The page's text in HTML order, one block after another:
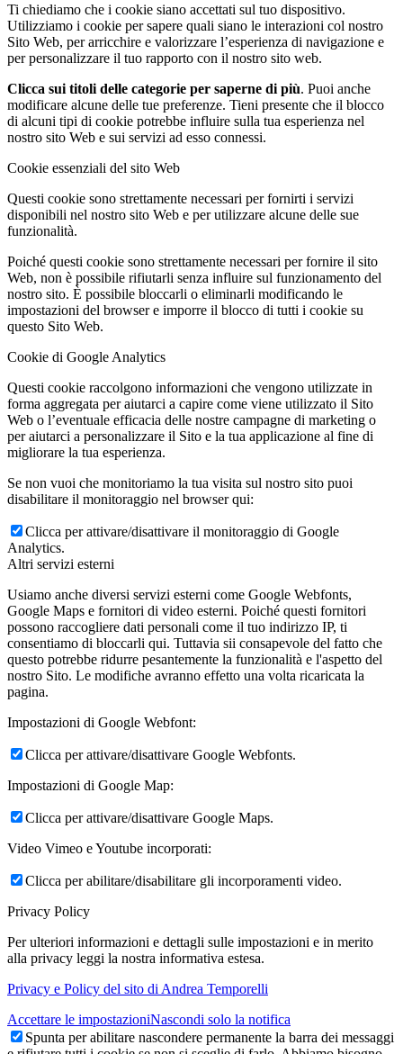
Ti chiediamo che i cookie siano accettati sul tuo dispositivo.
Utilizziamo i cookie per sapere quali siano le interazioni col nostro
Sito Web, per arricchire e valorizzare l’esperienza di navigazione e
per personalizzare il tuo rapporto con il nostro sito web.
Clicca sui titoli delle categorie per saperne di più. Puoi anche
modificare alcune delle tue preferenze. Tieni presente che il blocco
di alcuni tipi di cookie potrebbe influire sulla tua esperienza nel
nostro sito Web e sui servizi ad esso connessi.
Cookie essenziali del sito Web
Questi cookie sono strettamente necessari per fornirti i servizi
disponibili nel nostro sito Web e per utilizzare alcune delle sue
funzionalità.
Poiché questi cookie sono strettamente necessari per fornire il sito
Web, non è possibile rifiutarli senza influire sul funzionamento del
nostro sito. È possibile bloccarli o eliminarli modificando le
impostazioni del browser e imporre il blocco di tutti i cookie su
questo Sito Web.
Cookie di Google Analytics
Questi cookie raccolgono informazioni che vengono utilizzate in
forma aggregata per aiutarci a capire come viene utilizzato il Sito
Web o l’eventuale efficacia delle nostre campagne di marketing o
per aiutarci a personalizzare il Sito e la tua applicazione al fine di
migliorare la tua esperienza.
Se non vuoi che monitoriamo la tua visita sul nostro sito puoi
disabilitare il monitoraggio nel browser qui:
Clicca per attivare/disattivare il monitoraggio di Google
Analytics.
Altri servizi esterni
Usiamo anche diversi servizi esterni come Google Webfonts,
Google Maps e fornitori di video esterni. Poiché questi fornitori
possono raccogliere dati personali come il tuo indirizzo IP, ti
consentiamo di bloccarli qui. Tuttavia sii consapevole del fatto che
questo potrebbe ridurre pesantemente la funzionalità e l'aspetto del
nostro Sito. Le modifiche avranno effetto una volta ricaricata la
pagina.
Impostazioni di Google Webfont:
Clicca per attivare/disattivare Google Webfonts.
Impostazioni di Google Map:
Clicca per attivare/disattivare Google Maps.
Video Vimeo e Youtube incorporati:
Clicca per abilitare/disabilitare gli incorporamenti video.
Privacy Policy
Per ulteriori informazioni e dettagli sulle impostazioni e in merito
alla privacy leggi la nostra informativa estesa.
Privacy e Policy del sito di Andrea Temporelli
Accettare le impostazioniNascondi solo la notifica
Spunta per abilitare nascondere permanente la barra dei messaggi